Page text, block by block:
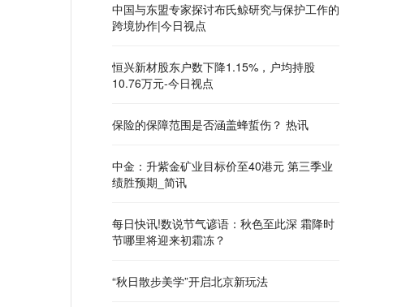
中国与东盟专家探讨布氏鲸研究与保护工作的
跨境协作|今日视点
恒兴新材股东户数下降1.15%，户均持股
10.76万元-今日视点
保险的保障范围是否涵盖蜂蜇伤？ 热讯
中金：升紫金矿业目标价至40港元 第三季业
绩胜预期_简讯
每日快讯!数说节气谚语：秋色至此深 霜降时
节哪里将迎来初霜冻？
“秋日散步美学”开启北京新玩法